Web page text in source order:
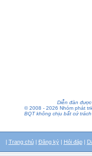
Diễn đàn
© 2008 - 2026 Nhóm phát
BQT không chịu bất cứ
| Trang chủ| Đăng ký| Hỏi đáp|